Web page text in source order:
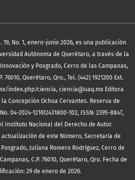
19, No. 1, enero-junio 2026, es una publicación
Autónoma de Querétaro, a través de la
y Posgrado, Cerro de las Campanas,
76010, Querétaro, Qro., Tel. (442) 1921200 Ext.
index.php/ciencia, ciencia@uaq.mx Editora
Concepción Ochoa Cervantes. Reserva de
04-2024-121612431800-102, ISSN: 2395-8847,
Instituto Nacional del Derecho de Autor.
de este Número, Secretaría de
Juliana Romero Rodríguez, Cerro de
C.P. 76010, Querétaro, Qro. Fecha de
29 de enero de 2026.